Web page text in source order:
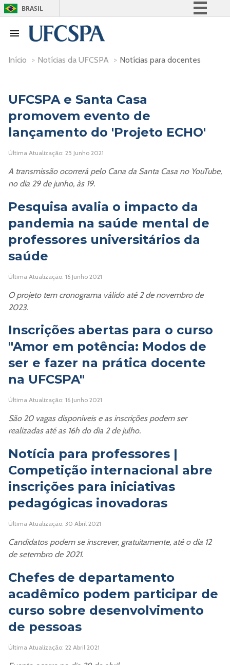
BRASIL
Participe
Início > Notícias da UFCSPA > Notícias para docentes
UFCSPA e Santa Casa
promovem evento de
lançamento do 'Projeto ECHO'
Última Atualização: 25 Junho 2021
A transmissão ocorrerá pelo Cana da Santa Casa no YouTube,
no dia 29 de junho, às 19.
Pesquisa avalia o impacto da
pandemia na saúde mental de
professores universitários da
saúde
Última Atualização: 16 Junho 2021
O projeto tem cronograma válido até 2 de novembro de
2023.
Inscrições abertas para o curso
"Amor em potência: Modos de
ser e fazer na prática docente
na UFCSPA"
Última Atualização: 16 Junho 2021
São 20 vagas disponíveis e as inscrições podem ser
realizadas até as 16h do dia 2 de julho.
Notícia para professores |
Competição internacional abre
inscrições para iniciativas
pedagógicas inovadoras
Última Atualização: 30 Abril 2021
Candidatos podem se inscrever, gratuitamente, até o dia 12
de setembro de 2021.
Chefes de departamento
acadêmico podem participar de
curso sobre desenvolvimento
de pessoas
Última Atualização: 22 Abril 2021